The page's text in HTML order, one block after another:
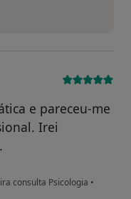
e pareceu-me
Irei
consulta Psicologia •